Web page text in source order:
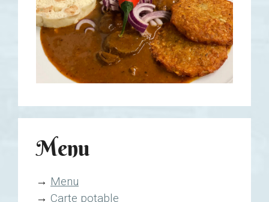
Menu
→ Menu
→ Carte potable